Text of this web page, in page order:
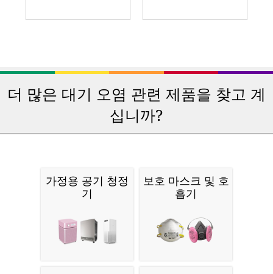
더 많은 대기 오염 관련 제품을 찾고 계
십니까?
가정용 공기 청정
기
보호 마스크 및 호
흡기